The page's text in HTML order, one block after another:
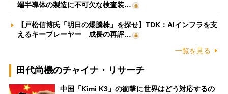
端半導体の製造に不可欠な検査装…
【戸松信博氏「明日の爆騰株」を探せ】TDK：AIインフラを支
えるキープレーヤー 成長の再評…
一覧を見る
田代尚機のチャイナ・リサーチ
中国「Kimi K3」の衝撃に世界はどう対応するの